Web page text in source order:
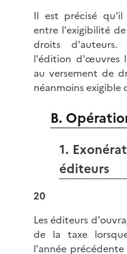
Il est précisé qu'il
entre l'exigibilité
droits d'auteurs.
l'édition d'œuvres
au versement de
néanmoins exigible
B.
1.
éditeurs
20
Les éditeurs
de la taxe
l'année